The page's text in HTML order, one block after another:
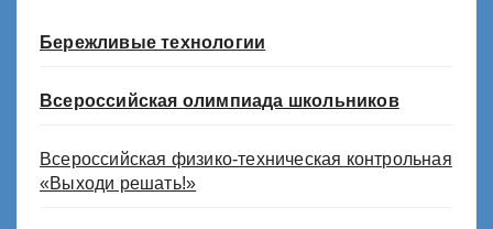
Бережливые технологии
Всероссийская олимпиада школьников
Всероссийская физико-техническая контрольная
«Выходи решать!»